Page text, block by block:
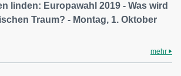
linden: Europawahl 2019 - Was wird
Traum? - Montag, 1. Oktober
mehr